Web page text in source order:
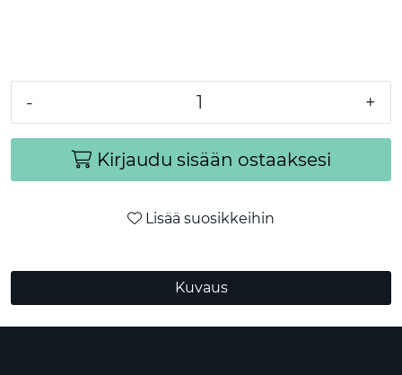
- +
Kirjaudu sisään ostaaksesi
Lisää suosikkeihin
Kuvaus